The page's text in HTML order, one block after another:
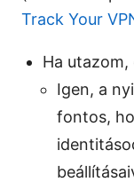
Track Your
Ha utazom,
Igen, a
fontos,